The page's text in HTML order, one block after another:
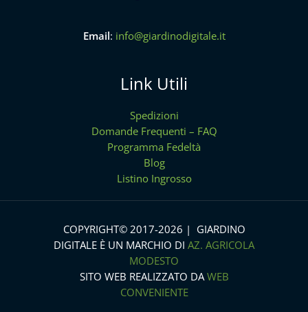
Email: info@giardinodigitale.it
Link Utili
Spedizioni
Domande Frequenti – FAQ
Programma Fedeltà
Blog
Listino Ingrosso
COPYRIGHT© 2017-2026 | GIARDINO
DIGITALE È UN MARCHIO DI AZ. AGRICOLA
MODESTO
SITO WEB REALIZZATO DA WEB
CONVENIENTE